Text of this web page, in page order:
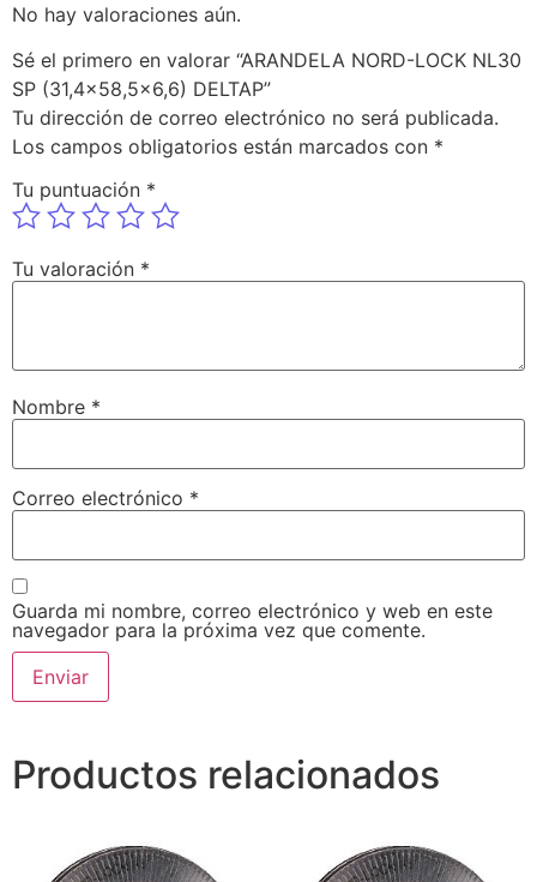
No hay valoraciones aún.
Sé el primero en valorar “ARANDELA NORD-LOCK NL30
SP (31,4×58,5×6,6) DELTAP”
Tu dirección de correo electrónico no será publicada.
Los campos obligatorios están marcados con *
Tu puntuación *
Tu valoración *
Nombre *
Correo electrónico *
Guarda mi nombre, correo electrónico y web en este
navegador para la próxima vez que comente.
Productos relacionados